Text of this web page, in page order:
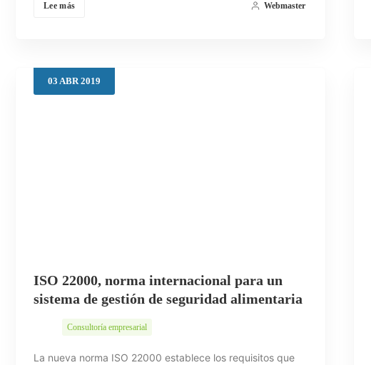
Lee más Webmaster
03 ABR2019
ISO 22000, norma internacional para un
sistema de gestión de seguridad alimentaria
Consultoría empresarial
La nueva norma ISO 22000 establece los requisitos que